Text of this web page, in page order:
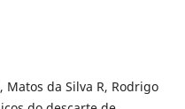
Matos da Silva R, Rodrigo